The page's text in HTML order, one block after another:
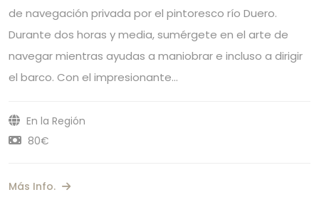
de navegación privada por el pintoresco río Duero.
Durante dos horas y media, sumérgete en el arte de
navegar mientras ayudas a maniobrar e incluso a dirigir
el barco. Con el impresionante…
En la Región
80€
Más Info.